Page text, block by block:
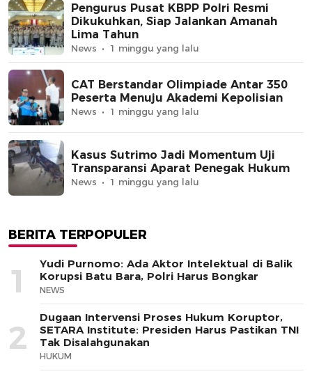
Pengurus Pusat KBPP Polri Resmi
Dikukuhkan, Siap Jalankan Amanah
Lima Tahun
News 1 minggu yang lalu
CAT Berstandar Olimpiade Antar 350
Peserta Menuju Akademi Kepolisian
News 1 minggu yang lalu
Kasus Sutrimo Jadi Momentum Uji
Transparansi Aparat Penegak Hukum
News 1 minggu yang lalu
BERITA TERPOPULER
1
Yudi Purnomo: Ada Aktor Intelektual di Balik
Korupsi Batu Bara, Polri Harus Bongkar
NEWS
2
Dugaan Intervensi Proses Hukum Koruptor,
SETARA Institute: Presiden Harus Pastikan TNI
Tak Disalahgunakan
HUKUM